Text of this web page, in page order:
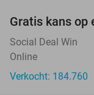
Gratis kans op
Social Deal Win
Online
Verkocht: 184.760